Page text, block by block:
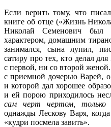
Если верить тому, что
книге об отце («Жизнь
Николай Семенович был
характером, домашним
занимался, сына лупил,
сатиру про тех, кто делал
с первой, ни со второй
с приемной дочерью Варей, о
и которой дал хорошее
и ей порою приходилось
сам черт чертом, только
однажды Лескову Варя,
«кудри посмела завить».